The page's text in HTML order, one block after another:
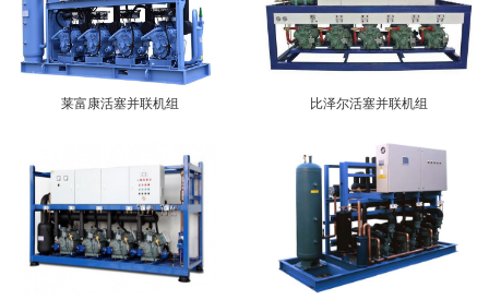
莱富康活塞并联机组 比泽尔活塞并联机组